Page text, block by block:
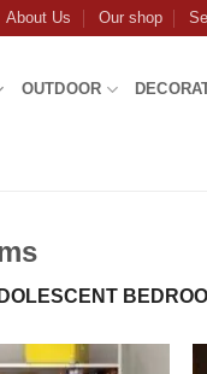
About Us Our shop
OUTDOOR